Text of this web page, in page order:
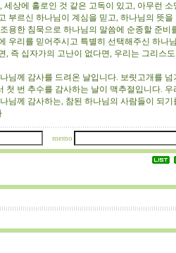
상에 홀로인 것 같은 고독이 있고, 아무런
부르신 하나님이 계심을 믿고, 하나님의 뜻
용한 침묵으로 하나님의 말씀에 순종할 준비
우리를 믿어주시고 특별히 선택해주신 하나
, 즉 십자가의 고난이 없다면, 우리는 그리스
님께 감사를 드려온 날입니다. 보릿고개를 넘
첫 번 추수를 감사하는 날이 맥추절입니다.
님께 감사하는, 참된 하나님의 사람들이 되
memo